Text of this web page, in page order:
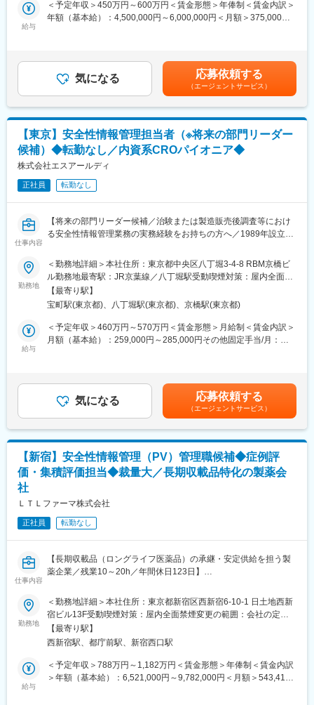
Platform）」を有しています。
・2023年12月31日をもって、株式会社アイコン・ジャパン、
変更の範囲：会社の定める業務
・安全性データの??・管理・品質確認
ポンサー、社内関連部門との連携・調整
・プロジェクト手順書の作成・管理およびプロジェクト運営支援
・プロジェクト会議やクライアントミーティングへの参加
■働き方：パフォーマンスが安定した後、在宅勤務やフレックス勤
務の利用可能
・週３出社、週２在宅
・フレックス勤務可能
・転勤なしのため、腰を据えて働くことが可能です。
■当社の特徴：
・外資系企業ではありますが、チームワークを重視する社風で
す。
・請け負っている試験のうちグローバル試験の割合が多く、領域
としてもオンコロジーなど多様な疾患のPJTを請け負っていま
す。
Platform）」を有しています。
・2023年12月31日をもって、株式会社アイコン・ジャパン、
変更の範囲：会社の定める業務
給与
＜予定年収＞450万円～600万円＜賃金形態＞年俸制＜賃金内訳＞
年額（基本給）：4,500,000円～6,000,000円＜月額＞375,000円
上下する可能性があります。月給(月額)は固定手当を含めた表記で
す。
気になる 応募依頼する
（エージェントサービス）
【東京】安全性情報管理担当者（※将来の部門リーダー
候補）◆転勤なし／内資系CROパイオニア◆
株式会社エスアールディ
正社員 転勤なし
仕事内容
【将来の部門リーダー候補／治験または製造販売後調査等におけ
る安全性情報管理業務の実務経験をお持ちの方へ／1989年設立の
■業務概要：
安全性情報管理担当者（将来の部門リーダー候補）をお任せいた
します。
※単なる作業者としてではなく、将来的に部門運営や後進育成にも
関わっていただける方を期待いたします。
理
◎文献・外部情報等からの副作用情報の収集、一次評価、管理
◎安全性情報に関する当局報告書（案）の作成
ション
＜経験・意欲に応じて＞
◎若手スタッフの指導・育成
援の会社です。
・中規模のCROですが、臨床開発に関するフルサービスを提供で
・バイオベンチャーとの資本提携を積極的に行い、総合的な医薬
品開発コンサルティング事業を進めています。
・国内中心に展開しています。（グローバル治験の実績は直近ほ
ぼ無）
変更の範囲：会社の定める業務
勤務地
＜勤務地詳細＞本社住所：東京都中央区八丁堀3-4-8 RBM京橋ビ
ル勤務地最寄駅：JR京葉線／八丁堀駅受動喫煙対策：屋内全面禁
煙変更の範囲：会社の定める事業所
【最寄り駅】
宝町駅(東京都)、八丁堀駅(東京都)、京橋駅(東京都)
給与
＜予定年収＞460万円～570万円＜賃金形態＞月給制＜賃金内訳＞
月額（基本給）：259,000円～285,000円その他固定手当/月：
月・12月／昨年度実績4.5ヶ月）■その他固定手当＝住宅手当賃金
はあくまでも目安の金額であり、選考を通じて上下する可能性が
あります。月給(月額)は固定手当を含めた表記です。
気になる 応募依頼する
（エージェントサービス）
【新宿】安全性情報管理（PV）管理職候補◆症例評
価・集積評価担当◆裁量大／長期収載品特化の製薬会
社
ＬＴＬファーマ株式会社
正社員 転勤なし
仕事内容
【長期収載品（ロングライフ医薬品）の承継・安定供給を担う製
薬企業／残業10～20h／年間休日123日】
患者様に長年使用されている医薬品を継続してお届けするために
は、安全性情報の適切な収集・評価・管理が不可欠です。
本ポジションでは、症例評価や集積評価を中心に、製品承継時に
おける承継元との個別症例の取り扱いなど安全性情報移管・運用
構築にも携わることができます。
少数精鋭組織のため、一人ひとりの裁量が大きく、幅広いPV業務
経験を積みながら、マネージャーとして経営に近い立場で事業運
勤務地
＜勤務地詳細＞本社住所：東京都新宿区西新宿6-10-1 日土地西新
宿ビル13F受動喫煙対策：屋内全面禁煙変更の範囲：会社の定め
る事業所（リモートワーク含む）
【最寄り駅】
西新宿駅、都庁前駅、新宿西口駅
給与
＜予定年収＞788万円～1,182万円＜賃金形態＞年俸制＜賃金内訳
＞年額（基本給）：6,521,000円～9,782,000円＜月額＞543,416